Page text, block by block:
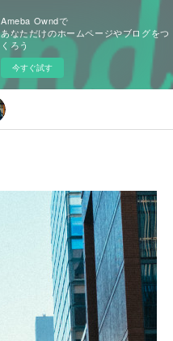
Ameba Owndで
あなただけのホームページやブログをつ
くろう
今すぐ試す